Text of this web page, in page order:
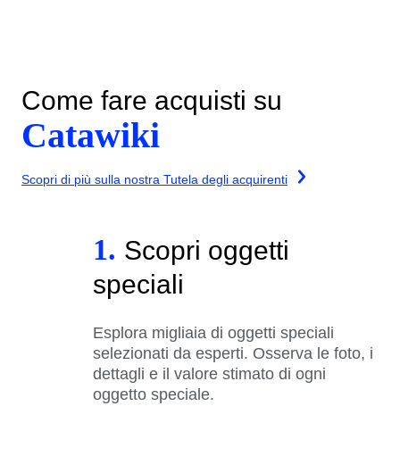
Come fare acquisti su
Catawiki
Scopri di più sulla nostra Tutela degli acquirenti
1. Scopri oggetti
speciali
Esplora migliaia di oggetti speciali
selezionati da esperti. Osserva le foto, i
dettagli e il valore stimato di ogni
oggetto speciale.